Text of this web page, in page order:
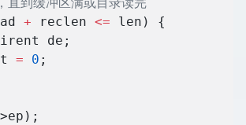
+ reclen <= len) {
de;
= 0 ;